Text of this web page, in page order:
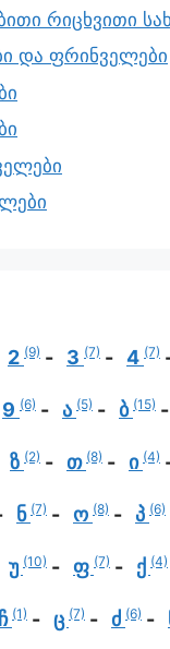
რიცხვითი
და ფრინველები
2 (9) 3 (7) 4 (7)
9 (6) ა (5) ბ (15)
ზ (2) თ (8) ი (4)
ნ (7) ო (8) პ (6)
უ (10) ფ (7) ქ (4)
ჩ (1) ც (7) ძ (6)